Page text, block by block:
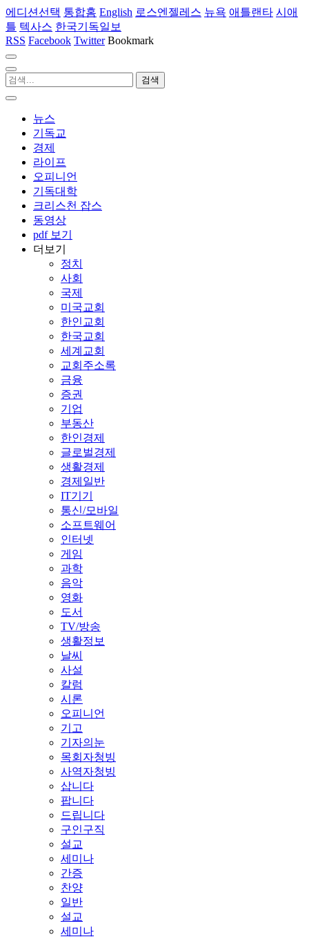
에디션선택 통합홈 English 로스엔젤레스 뉴욕 애틀랜타 시애
틀 텍사스 한국기독일보
RSS Facebook Twitter Bookmark
뉴스
기독교
경제
라이프
오피니언
기독대학
크리스천 잡스
동영상
pdf 보기
더보기
정치
사회
국제
미국교회
한인교회
한국교회
세계교회
교회주소록
금융
증권
기업
부동산
한인경제
글로벌경제
생활경제
경제일반
IT기기
통신/모바일
소프트웨어
인터넷
게임
과학
음악
영화
도서
TV/방송
생활정보
날씨
사설
칼럼
시론
오피니언
기고
기자의눈
목회자청빙
사역자청빙
삽니다
팝니다
드립니다
구인구직
설교
세미나
간증
찬양
일반
설교
세미나